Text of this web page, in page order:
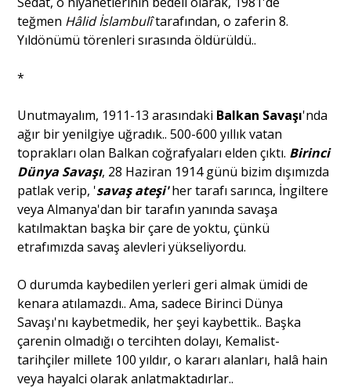
teğmen Hâlid İslambulîtarafından, o zaferin 8.
Yıldönümü törenleri sırasında öldürüldü..
*
Unutmayalım, 1911-13 arasındaki Balkan Savaşı'nda
ağır bir yenilgiye uğradık.. 500-600 yıllık vatan
toprakları olan Balkan coğrafyaları elden çıktı. Birinci
Dünya Savaşı, 28 Haziran 1914 günü bizim dışımızda
patlak verip, 'savaş ateşi'her tarafı sarınca, İngiltere
veya Almanya'dan bir tarafın yanında savaşa
katılmaktan başka bir çare de yoktu, çünkü
etrafımızda savaş alevleri yükseliyordu.
O durumda kaybedilen yerleri geri almak ümidi de
kenara atılamazdı.. Ama, sadece Birinci Dünya
Savaşı'nı kaybetmedik, her şeyi kaybettik.. Başka
çarenin olmadığı o tercihten dolayı, Kemalist-
tarihçiler millete 100 yıldır, o kararı alanları, halâ hain
veya hayalci olarak anlatmaktadırlar..